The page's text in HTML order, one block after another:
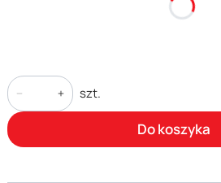
szt.
Do koszyka